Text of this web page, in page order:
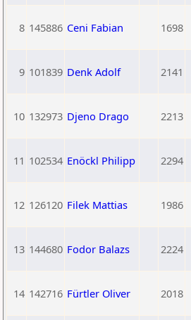
8 145886 Ceni Fabian 1698
9 101839 Denk Adolf 2141
10 132973 Djeno Drago 2213
11 102534 Enöckl Philipp 2294
12 126120 Filek Mattias 1986
13 144680 Fodor Balazs 2224
14 142716 Fürtler Oliver 2018